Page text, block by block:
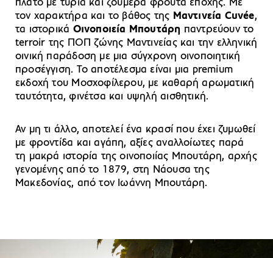
πλατό με τυριά και ζουμερά φρούτα εποχής. Με
τον χαρακτήρα και το βάθος της Μαντινεία Cuvée,
τα ιστορικά Οινοποιεία Μπουτάρη παντρεύουν το
terroir της ΠΟΠ ζώνης Μαντινείας και την ελληνική
οινική παράδοση με μια σύγχρονη οινοποιητική
προσέγγιση. Το αποτέλεσμα είναι μια premium
εκδοχή του Μοσχοφίλερου, με καθαρή αρωματική
ταυτότητα, φινέτσα και υψηλή αισθητική.
Αν μη τι άλλο, αποτελεί ένα κρασί που έχει ζυμωθεί
με φροντίδα και αγάπη, αξίες αναλλοίωτες παρά
τη μακρά ιστορία της οινοποιίας Μπουτάρη, αρχής
γενομένης από το 1879, στη Νάουσα της
Μακεδονίας, από τον Ιωάννη Μπουτάρη.